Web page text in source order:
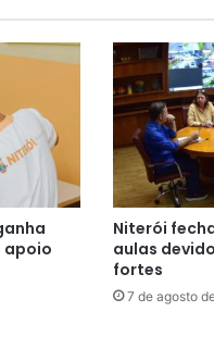
apoio
Niterói
aulas
fortes
7 de agosto